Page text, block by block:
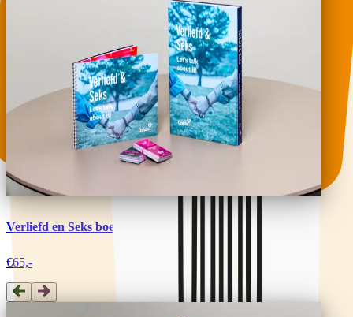
Verliefd en Seks boek
€65,-